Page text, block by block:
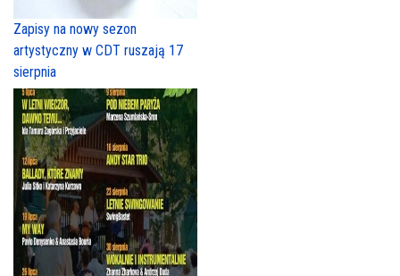
Zapisy na nowy sezon
artystyczny w CDT ruszają 17
sierpnia